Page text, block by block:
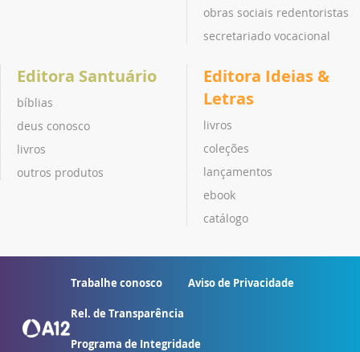
obras sociais redentoristas
secretariado vocacional
Editora Santuário
bíblias
deus conosco
livros
outros produtos
Editora Ideias &
Letras
livros
coleções
lançamentos
ebook
catálogo
Trabalhe conosco Aviso de Privacidade
Rel. de Transparência
Programa de Integridade